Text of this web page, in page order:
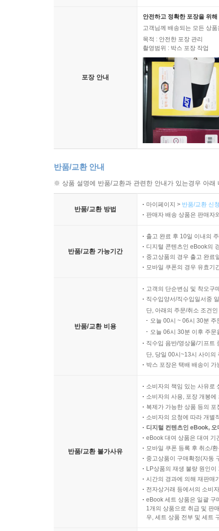
포장 안내
안전하고 정확한 포장을 위
고객님께 배송되는 모든 상
목적 : 안전한 포장 관리
촬영범위 : 박스 포장 작업
반품/교환 안내
※ 상품 설명에 반품/교환과 관련한 안내가 있는경우 아
반품/교환 방법
마이페이지 > 반품/교환 신
판매자 배송 상품은 판매자
반품/교환 가능기간
출고 완료 후 10일 이내의
디지털 콘텐츠인 eBook의
중고상품의 경우 출고 완료
모바일 쿠폰의 경우 유효기
반품/교환 비용
고객의 단순변심 및 착오구
직수입양서/직수입일서중
단, 아래의 주문/취소 조건
오늘 00시 ~ 06시 30분
오늘 06시 30분 이후 주
직수입 음반/영상물/기프트
단, 당일 00시~13시 사이의
박스 포장은 택배 배송이
반품/교환 불가사유
소비자의 책임 있는 사유로
소비자의 사용, 포장 개봉
복제가 가능한 상품 등의
소비자의 요청에 따라 개별
디지털 컨텐츠인 eBook,
eBook 대여 상품은 대여 기
모바일 쿠폰 등록 후 취소/
중고상품이 구매확정(자동
LP상품의 재생 불량 원인
시간의 경과에 의해 재판매
전자상거래 등에서의 소비
eBook 세트 상품은 일괄 구
1개의 상품으로 취급 및 판
우, 세트 상품 전부 및 세트